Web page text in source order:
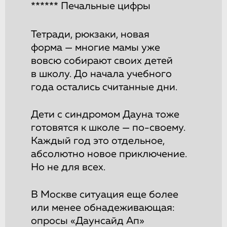
****** Печальные цифры
Тетради, рюкзаки, новая
форма — многие мамы уже
вовсю собирают своих детей
в школу. До начала учебного
года остались считанные дни.
Дети с синдромом Дауна тоже
готовятся к школе — по-своему.
Каждый год это отдельное,
абсолютно новое приключение.
Но не для всех.
В Москве ситуация еще более
или менее обнадеживающая:
опросы «Даунсайд Ап»